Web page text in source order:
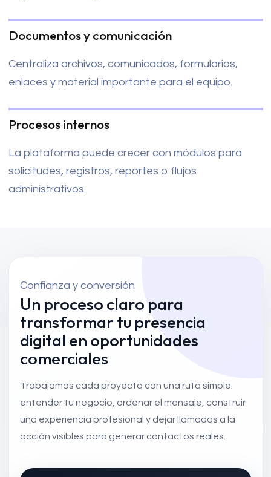
Documentos y comunicación
Centraliza archivos, comunicados, formularios,
enlaces y material importante para el equipo.
Procesos internos
La plataforma puede crecer con módulos para
solicitudes, registros, reportes o flujos
administrativos.
Confianza y conversión
Un proceso claro para
transformar tu presencia
digital en oportunidades
comerciales
Trabajamos cada proyecto con una ruta simple:
entender tu negocio, ordenar el mensaje, construir
una experiencia profesional y dejar llamados a la
acción visibles para generar contactos reales.